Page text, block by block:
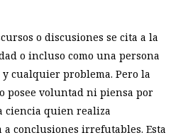
o discusiones se cita a la
o incluso como una persona
y cualquier problema. Pero la
posee voluntad ni piensa por
ciencia quien realiza
conclusiones irrefutables. Esta